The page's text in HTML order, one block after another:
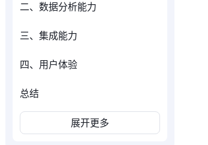
二、数据分析能力
三、集成能力
四、用户体验
总结
展开更多